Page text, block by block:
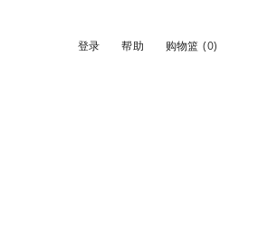
登录 帮助 购物篮 (0)